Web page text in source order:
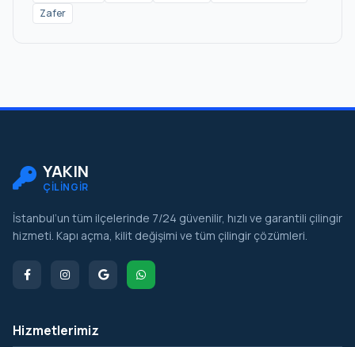
Zafer
YAKIN
ÇİLİNGİR
İstanbul’un tüm ilçelerinde 7/24 güvenilir, hızlı ve garantili çilingir
hizmeti. Kapı açma, kilit değişimi ve tüm çilingir çözümleri.
Hizmetlerimiz